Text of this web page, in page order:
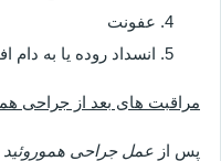
عفونت
انسداد روده یا به دام
مراقبت های بعد از جراحی
پس از عمل جراحی هموروئید